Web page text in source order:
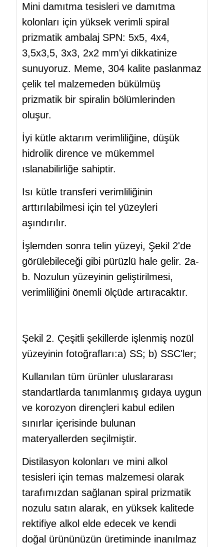
Mini damıtma tesisleri ve damıtma
kolonları için yüksek verimli spiral
prizmatik ambalaj SPN: 5x5, 4x4,
3,5x3,5, 3x3, 2x2 mm'yi dikkatinize
sunuyoruz. Meme, 304 kalite paslanmaz
çelik tel malzemeden bükülmüş
prizmatik bir spiralin bölümlerinden
oluşur.
İyi kütle aktarım verimliliğine, düşük
hidrolik dirence ve mükemmel
ıslanabilirliğe sahiptir.
Isı kütle transferi verimliliğinin
arttırılabilmesi için tel yüzeyleri
aşındırılır.
İşlemden sonra telin yüzeyi, Şekil 2'de
görülebileceği gibi pürüzlü hale gelir. 2a-
b. Nozulun yüzeyinin geliştirilmesi,
verimliliğini önemli ölçüde artıracaktır.
Şekil 2. Çeşitli şekillerde işlenmiş nozül
yüzeyinin fotoğrafları:a) SS; b) SSC'ler;
Kullanılan tüm ürünler uluslararası
standartlarda tanımlanmış gıdaya uygun
ve korozyon dirençleri kabul edilen
sınırlar içerisinde bulunan
materyallerden seçilmiştir.
Distilasyon kolonları ve mini alkol
tesisleri için temas malzemesi olarak
tarafımızdan sağlanan spiral prizmatik
nozulu satın alarak, en yüksek kalitede
rektifiye alkol elde edecek ve kendi
doğal ürününüzün üretiminde inanılmaz